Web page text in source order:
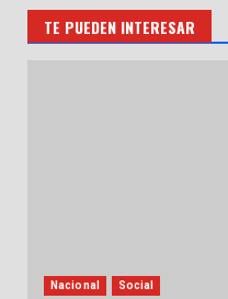
TE PUEDEN INTERESAR
Nacional Social